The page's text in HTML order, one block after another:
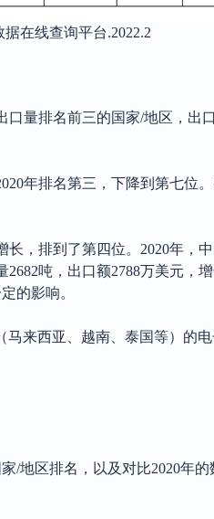
在线查询平台.2022.2
口量排名前三的国家/地区，出
年排名第三，下降到第七位
长，排到了第四位。2020年，
吨，出口额2788万美元，增
的影响。
来西亚、越南、泰国等）的电
/地区排名，以及对比2020年的